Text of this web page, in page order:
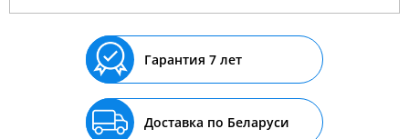
Гарантия 7 лет
Доставка по Беларуси